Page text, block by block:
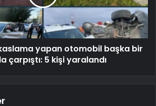
yapan otomobil başka bir
çarpıştı: 5 kişi yaralandı